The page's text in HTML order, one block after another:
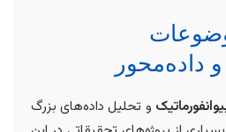
و داده‌محور
و تحلیل داده‌های بزرگ